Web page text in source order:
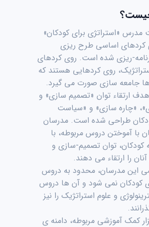
مدرس «استراتژی برای کودکان»
کردهای اساسی طرح ریزی
ریزی شده است. روی کردهای
روی کردهایی هستند که
جامعه سازی صورت می گیرد.
ارتقاء توان «تصمیم سازی» و
«چاره سازی» و «سیاست
طراحی شده است. مدرسان
با آموختن دروس مربوطه، با
توان تصمیم-سازی و
را ارتقاء می دهند.
این مدرسان، محدود به دروس
کودکان نمی شود و آن ها دروس
و علوم استراتژیک را نیز
کمک آموزشی مربوطه، دامنه ی